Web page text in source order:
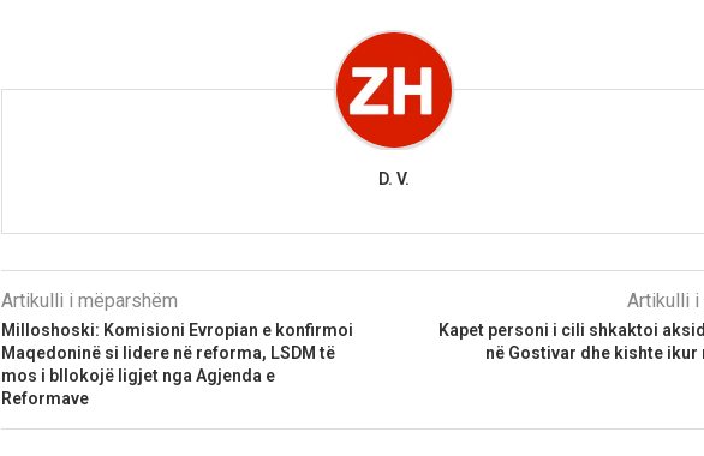
D. V.
Artikulli i mëparshëm
Milloshoski: Komisioni Evropian e konfirmoi
Maqedoninë si lidere në reforma, LSDM të
mos i bllokojë ligjet nga Agjenda e
Reformave
Artikulli i
Kapet personi i cili shkaktoi
në Gostivar dhe kishte ikur